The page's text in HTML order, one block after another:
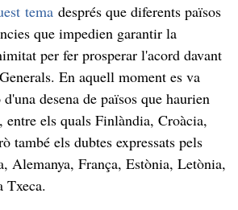
temadesprés que diferents països
que impedien garantir la
per fer prosperar l'acord davant
En aquell moment es va
desena de països que haurien
entre els quals Finlàndia, Croàcia,
també els dubtes expressats pels
Alemanya, França, Estònia, Letònia,
Txeca.